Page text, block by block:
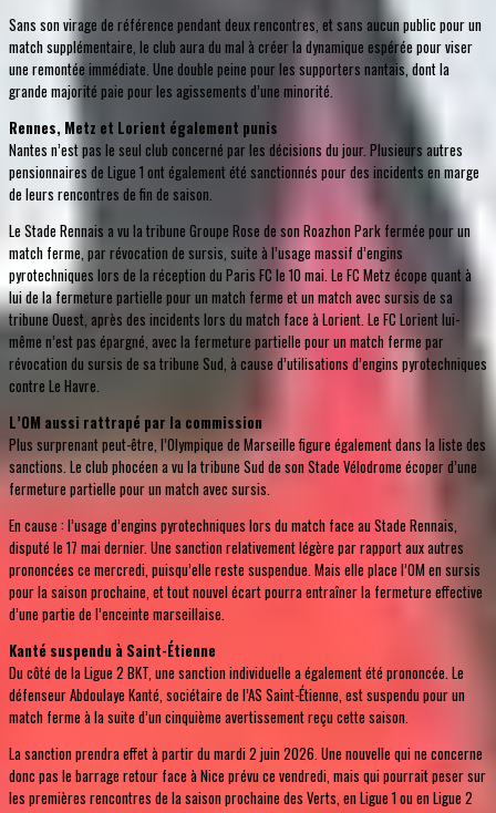
Sans son virage de référence pendant deux rencontres, et sans aucun public pour un
match supplémentaire, le club aura du mal à créer la dynamique espérée pour viser
une remontée immédiate. Une double peine pour les supporters nantais, dont la
grande majorité paie pour les agissements d’une minorité.
Rennes, Metz et Lorient également punis
Nantes n’est pas le seul club concerné par les décisions du jour. Plusieurs autres
pensionnaires de Ligue 1 ont également été sanctionnés pour des incidents en marge
de leurs rencontres de fin de saison.
Le Stade Rennais a vu la tribune Groupe Rose de son Roazhon Park fermée pour un
match ferme, par révocation de sursis, suite à l’usage massif d’engins
pyrotechniques lors de la réception du Paris FC le 10 mai. Le FC Metz écope quant à
lui de la fermeture partielle pour un match ferme et un match avec sursis de sa
tribune Ouest, après des incidents lors du match face à Lorient. Le FC Lorient lui-
même n’est pas épargné, avec la fermeture partielle pour un match ferme par
révocation du sursis de sa tribune Sud, à cause d’utilisations d’engins pyrotechniques
contre Le Havre.
L’OM aussi rattrapé par la commission
Plus surprenant peut-être, l’Olympique de Marseille figure également dans la liste des
sanctions. Le club phocéen a vu la tribune Sud de son Stade Vélodrome écoper d’une
fermeture partielle pour un match avec sursis.
En cause : l’usage d’engins pyrotechniques lors du match face au Stade Rennais,
disputé le 17 mai dernier. Une sanction relativement légère par rapport aux autres
prononcées ce mercredi, puisqu’elle reste suspendue. Mais elle place l’OM en sursis
pour la saison prochaine, et tout nouvel écart pourra entraîner la fermeture effective
d’une partie de l’enceinte marseillaise.
Kanté suspendu à Saint-Étienne
Du côté de la Ligue 2 BKT, une sanction individuelle a également été prononcée. Le
défenseur Abdoulaye Kanté, sociétaire de l’AS Saint-Étienne, est suspendu pour un
match ferme à la suite d’un cinquième avertissement reçu cette saison.
La sanction prendra effet à partir du mardi 2 juin 2026. Une nouvelle qui ne concerne
donc pas le barrage retour face à Nice prévu ce vendredi, mais qui pourrait peser sur
les premières rencontres de la saison prochaine des Verts, en Ligue 1 ou en Ligue 2